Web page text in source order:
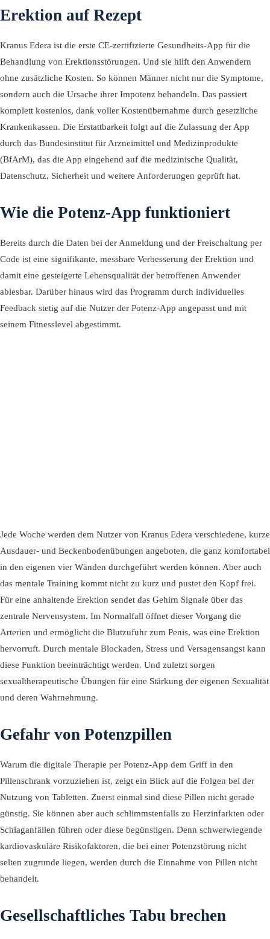
Erektion auf Rezept
Kranus Edera ist die erste CE-zertifizierte Gesundheits-App für die
Behandlung von Erektionsstörungen. Und sie hilft den Anwendern
ohne zusätzliche Kosten. So können Männer nicht nur die Symptome,
sondern auch die Ursache ihrer Impotenz behandeln. Das passiert
komplett kostenlos, dank voller Kostenübernahme durch gesetzliche
Krankenkassen. Die Erstattbarkeit folgt auf die Zulassung der App
durch das Bundesinstitut für Arzneimittel und Medizinprodukte
(BfArM), das die App eingehend auf die medizinische Qualität,
Datenschutz, Sicherheit und weitere Anforderungen geprüft hat.
Wie die Potenz-App funktioniert
Bereits durch die Daten bei der Anmeldung und der Freischaltung per
Code ist eine signifikante, messbare Verbesserung der Erektion und
damit eine gesteigerte Lebensqualität der betroffenen Anwender
ablesbar. Darüber hinaus wird das Programm durch individuelles
Feedback stetig auf die Nutzer der Potenz-App angepasst und mit
seinem Fitnesslevel abgestimmt.
Jede Woche werden dem Nutzer von Kranus Edera verschiedene, kurze
Ausdauer- und Beckenbodenübungen angeboten, die ganz komfortabel
in den eigenen vier Wänden durchgeführt werden können. Aber auch
das mentale Training kommt nicht zu kurz und pustet den Kopf frei.
Für eine anhaltende Erektion sendet das Gehirn Signale über das
zentrale Nervensystem. Im Normalfall öffnet dieser Vorgang die
Arterien und ermöglicht die Blutzufuhr zum Penis, was eine Erektion
hervorruft. Durch mentale Blockaden, Stress und Versagensangst kann
diese Funktion beeinträchtigt werden. Und zuletzt sorgen
sexualtherapeutische Übungen für eine Stärkung der eigenen Sexualität
und deren Wahrnehmung.
Gefahr von Potenzpillen
Warum die digitale Therapie per Potenz-App dem Griff in den
Pillenschrank vorzuziehen ist, zeigt ein Blick auf die Folgen bei der
Nutzung von Tabletten. Zuerst einmal sind diese Pillen nicht gerade
günstig. Sie können aber auch schlimmstenfalls zu Herzinfarkten oder
Schlaganfällen führen oder diese begünstigen. Denn schwerwiegende
kardiovaskuläre Risikofaktoren, die bei einer Potenzstörung nicht
selten zugrunde liegen, werden durch die Einnahme von Pillen nicht
behandelt.
Gesellschaftliches Tabu brechen